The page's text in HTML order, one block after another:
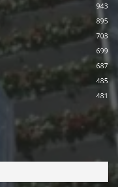
943
895
703
699
687
485
481